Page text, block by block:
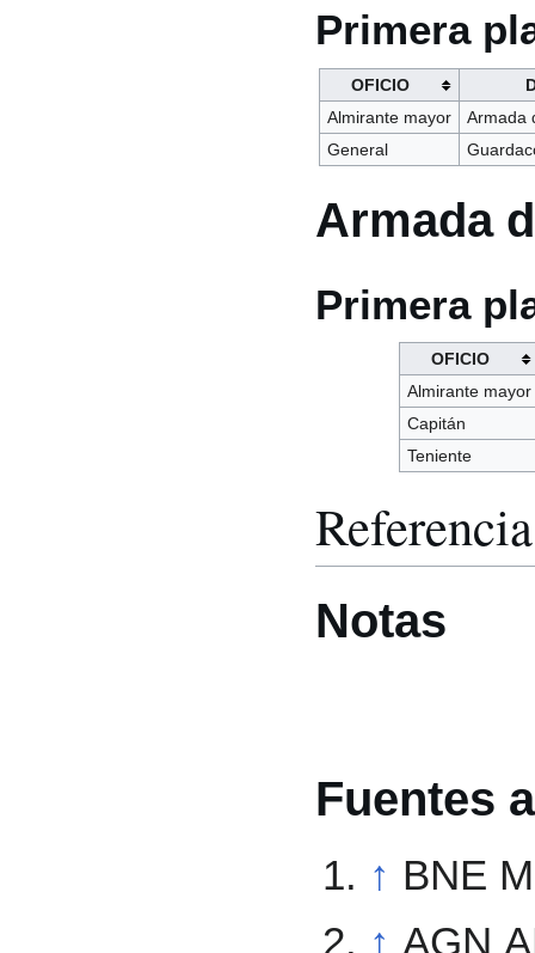
Primera
OFICIO
Almirante mayor
Armada
General
Armada
Primera
OFICIO
Almirante mayor
Capitán
Teniente
Notas
Fuentes
↑ BNE
↑ AGN